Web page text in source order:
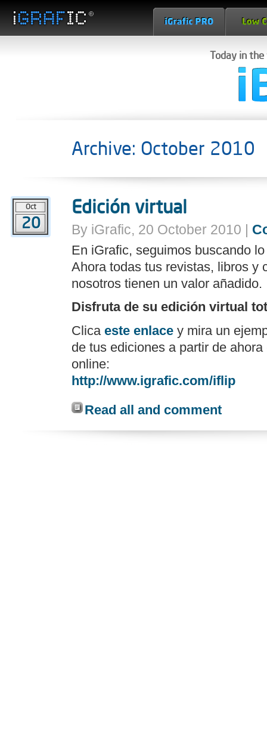
Today in
Archive: October 2010
Oct
20
Edición virtual
By iGrafic, 20 October 2010 |
En iGrafic, seguimos buscando
Ahora todas tus revistas, libros y
nosotros tienen un valor añadido.
Disfruta de su edición virtual
Clica este enlace y mira un
de tus ediciones a partir de
online:
http://www.igrafic.com/iflip
Read all and comment